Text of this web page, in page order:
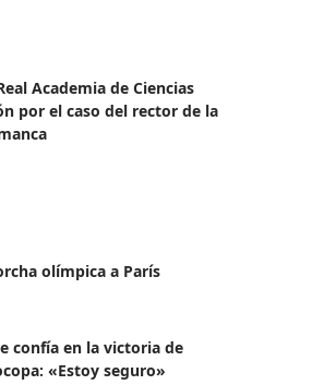
Academia de Ciencias
por el caso del rector de la
olímpica a París
confía en la victoria de
«Estoy seguro»